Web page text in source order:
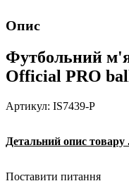
Опис
Футбольний
Official PRO
Артикул: IS7439-P
Детальний опис товару
Поставити питання